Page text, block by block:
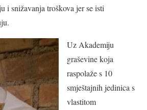
i snižavanja troškova jer se isti
Uz Akademiju
graševine koja
raspolaže s 10
smještajnih jedinica s
vlastitom